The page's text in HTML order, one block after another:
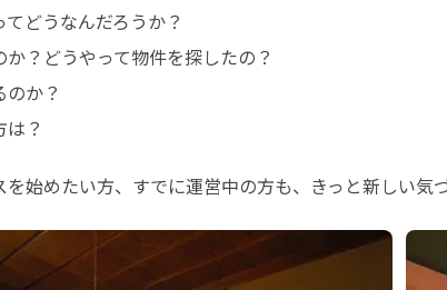
どうなんだろうか？
か？どうやって物件を探したの？
のか？
は？
を始めたい方、すでに運営中の方も、きっと新しい気